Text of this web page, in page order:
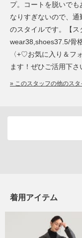
プ。コートを脱いでも
なりすぎないので、
のスタイルです。【
wear38,shoes37.5/骨
〈+♡お気に入り＆フ
ます！ぜひご活用下さ
» このスタッフの他のス
着用アイテム